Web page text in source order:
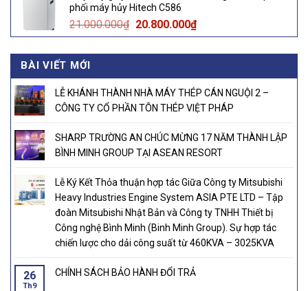
125.000.000₫.
phối máy hủy Hitech C586
21.000.000₫ Original
price
was:
20.800.000₫Current
price
is:
BÀI VIẾT MỚI
LỄ KHÁNH THÀNH NHÀ MÁY THÉP CÁN NGUỘI 2 –
CÔNG TY CỔ PHẦN TÔN THÉP VIỆT PHÁP
SHARP TRƯỜNG AN CHÚC MỪNG 17 NĂM THÀNH LẬP
BÌNH MINH GROUP TẠI ASEAN RESORT
Lễ Ký Kết Thỏa thuận hợp tác Giữa Công ty Mitsubishi
Heavy Industries Engine System ASIA PTE LTD – Tập
đoàn Mitsubishi Nhật Bản và Công ty TNHH Thiết bị
Công nghệ Bình Minh (Binh Minh Group). Sự hợp tác
chiến lược cho dải công suất từ 460KVA – 3025KVA
26
Th9
CHÍNH SÁCH BẢO HÀNH ĐỔI TRẢ